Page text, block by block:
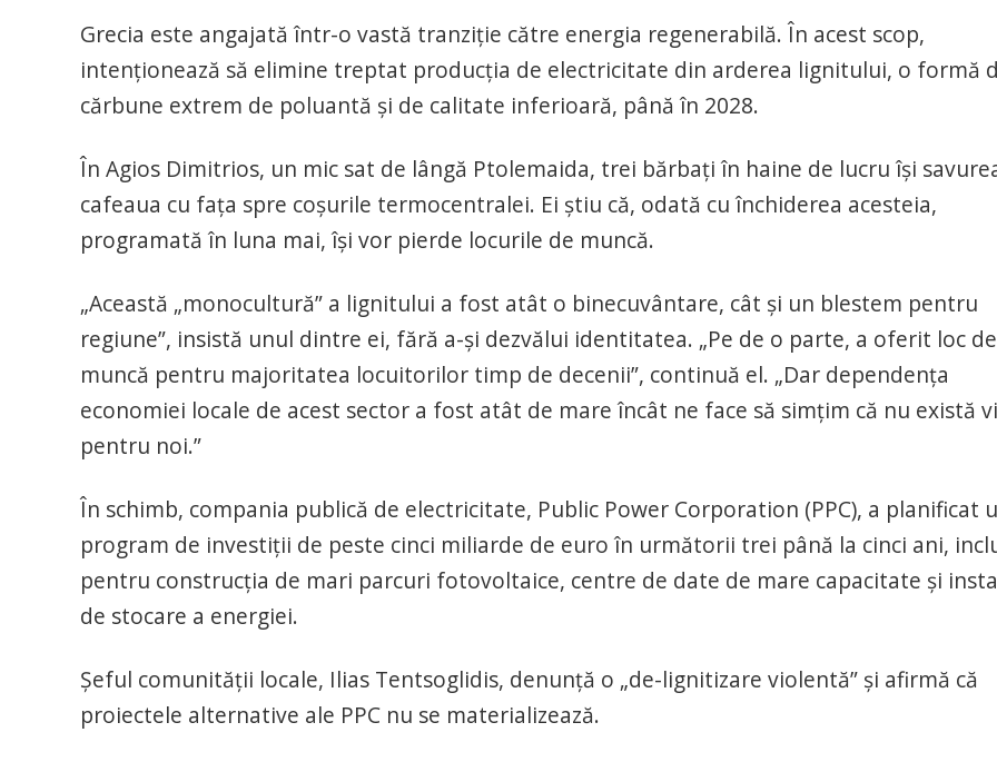
Grecia este angajată într-o vastă tranziţie către energia regenerabilă. În acest scop,
intenţionează să elimine treptat producţia de electricitate din arderea lignitului, o formă
cărbune extrem de poluantă şi de calitate inferioară, până în 2028.
În Agios Dimitrios, un mic sat de lângă Ptolemaida, trei bărbaţi în haine de lucru îşi
cafeaua cu faţa spre coşurile termocentralei. Ei ştiu că, odată cu închiderea acesteia,
programată în luna mai, îşi vor pierde locurile de muncă.
„Această „monocultură” a lignitului a fost atât o binecuvântare, cât şi un blestem pentru
regiune”, insistă unul dintre ei, fără a-şi dezvălui identitatea. „Pe de o parte, a oferit loc de
muncă pentru majoritatea locuitorilor timp de decenii”, continuă el. „Dar dependenţa
economiei locale de acest sector a fost atât de mare încât ne face să simţim că nu există
pentru noi.”
În schimb, compania publică de electricitate, Public Power Corporation (PPC), a planificat
program de investiţii de peste cinci miliarde de euro în următorii trei până la cinci ani,
pentru construcţia de mari parcuri fotovoltaice, centre de date de mare capacitate şi
de stocare a energiei.
Şeful comunităţii locale, Ilias Tentsoglidis, denunţă o „de-lignitizare violentă” şi afirmă că
proiectele alternative ale PPC nu se materializează.